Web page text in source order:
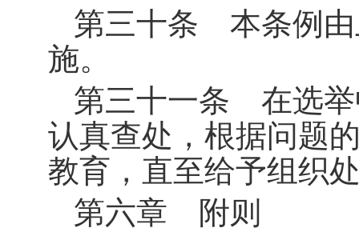
第三十条 本条例由
施。
第三十一条 在选举
认真查处，根据问题
教育，直至给予组织
第六章 附则